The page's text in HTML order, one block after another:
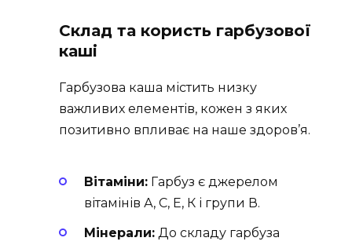
Склад та користь гарбузової
каші
Гарбузова каша містить низку
важливих елементів, кожен з яких
позитивно впливає на наше здоров’я.
Вітаміни: Гарбуз є джерелом
вітамінів А, С, Е, К і групи В.
Мінерали: До складу гарбуза